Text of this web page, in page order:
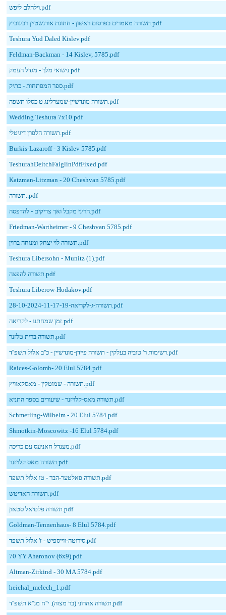
וילהלם ליפש.pdf
תשורה מאמרים בפרסום ראשון - חתונת אורנשטיין רבינוביץ.pdf
Teshura Yud Daled Kislev.pdf
Feldman-Backman - 14 Kislev, 5785.pdf
נישואי מלך - מגדל העמק.pdf
ספר המפתחות - כתיק.pdf
תשורה מונדשיין-שמערלינג ט כסלו תשפה.pdf
Wedding Teshura 7x10.pdf
תשורה הלפרן דיגיטלי.pdf
Burkis-Lazaroff - 3 Kislev 5785.pdf
TeshurahDeitchFaiglinPdfFixed.pdf
Katzman-Litzman - 20 Cheshvan 5785.pdf
תשורה..pdf
הריני מקבל ואך צדיקים - להדפסה.pdf
Friedman-Wartheimer - 9 Cheshvan 5785.pdf
תשורה לוי יצחק ומנוחה ברוין.pdf
Teshura Libersohn - Munitz (1).pdf
תשורה להפצה.pdf
Teshura Liberow-Hodakov.pdf
28-10-2024-11-17-19-תשורה-ג-לקריאה.pdf
זמן שמחתנו - לקריאה.pdf
תשורה ברית טלזנר.pdf
רשימות ר' טוביה בעלקין - תשורה פיידן-מונדשיין - כ''ב אלול תשפ''ד.pdf
Raices-Golomb- 20 Elul 5784.pdf
תשורה - שמוטקין - מאסקאוויץ.pdf
תשורה מאס-קלויזנר - שיעורים בספר התניא.pdf
Schmerling-Wilhelm - 20 Elul 5784.pdf
Shmotkin-Moscowitz -16 Elul 5784.pdf
מענדל חאניעס עם כריכה.pdf
תשורה מאס קלויזנר.pdf
תשורה פאלטער-הבר - טו אלול תשפד.pdf
תשורה האדיטש.pdf
תשורה פלטיאל סטאון.pdf
Goldman-Tennenhaus- 8 Elul 5784.pdf
סירוטה-ווייספיש - ז' אלול תשפד.pdf
70 YY Aharonov (6x9).pdf
Altman-Zirkind - 30 MA 5784.pdf
heichal_melech_1.pdf
תשורה אהרוני (בר מצוה). י''ח מנ''א תשפ''ד.pdf